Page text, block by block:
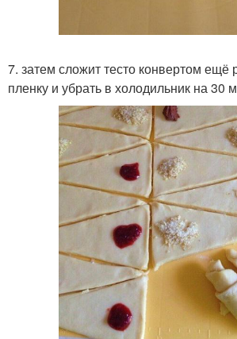
7. затем сложит тесто конвертом ещё
пленку и убрать в холодильник на 30